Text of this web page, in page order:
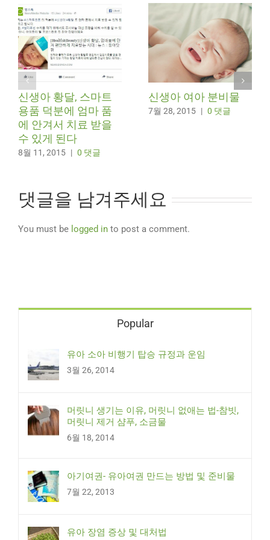
신생아 황달, 스마트
용품 덕분에 엄마 품
에 안겨서 치료 받을
수 있게 된다
8월 11, 2015 | 0 댓글
신생아 여아 분비물
7월 28, 2015 | 0 댓글
댓글을 남겨주세요
You must be logged in to post a comment.
Popular
유아 소아 비행기 탑승 규정과 운임
3월 26, 2014
머릿니 생기는 이유, 머릿니 없애는 법-참빗,
머릿니 제거 샴푸, 소금물
6월 18, 2014
아기여권- 유아여권 만드는 방법 및 준비물
7월 22, 2013
유아 장염 증상 및 대처법